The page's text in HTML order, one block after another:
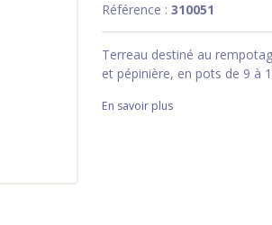
Référence :310051
Terreau destiné au
et pépinière, en pots de 9 à
En savoir plus